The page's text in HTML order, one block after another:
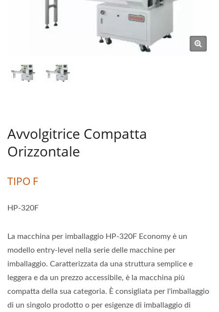
Avvolgitrice Compatta
Orizzontale
TIPO F
HP-320F
La macchina per imballaggio HP-320F Economy è un
modello entry-level nella serie delle macchine per
imballaggio. Caratterizzata da una struttura semplice e
leggera e da un prezzo accessibile, è la macchina più
compatta della sua categoria. È consigliata per l'imballaggio
di un singolo prodotto o per esigenze di imballaggio di